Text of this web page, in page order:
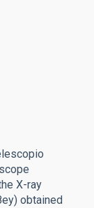
X-ray
obtained